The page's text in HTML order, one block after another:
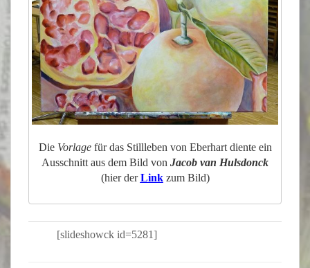
Die Vorlagefür das Stillleben von Eberhart diente ein
Ausschnitt aus dem Bild von Jacob van Hulsdonck
(hier derLinkzum Bild)
[slideshowck id=5281]